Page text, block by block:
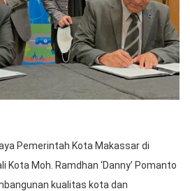
Pemerintah Kota Makassar di
Kota Moh. Ramdhan ‘Danny’ Pomanto
kualitas kota dan